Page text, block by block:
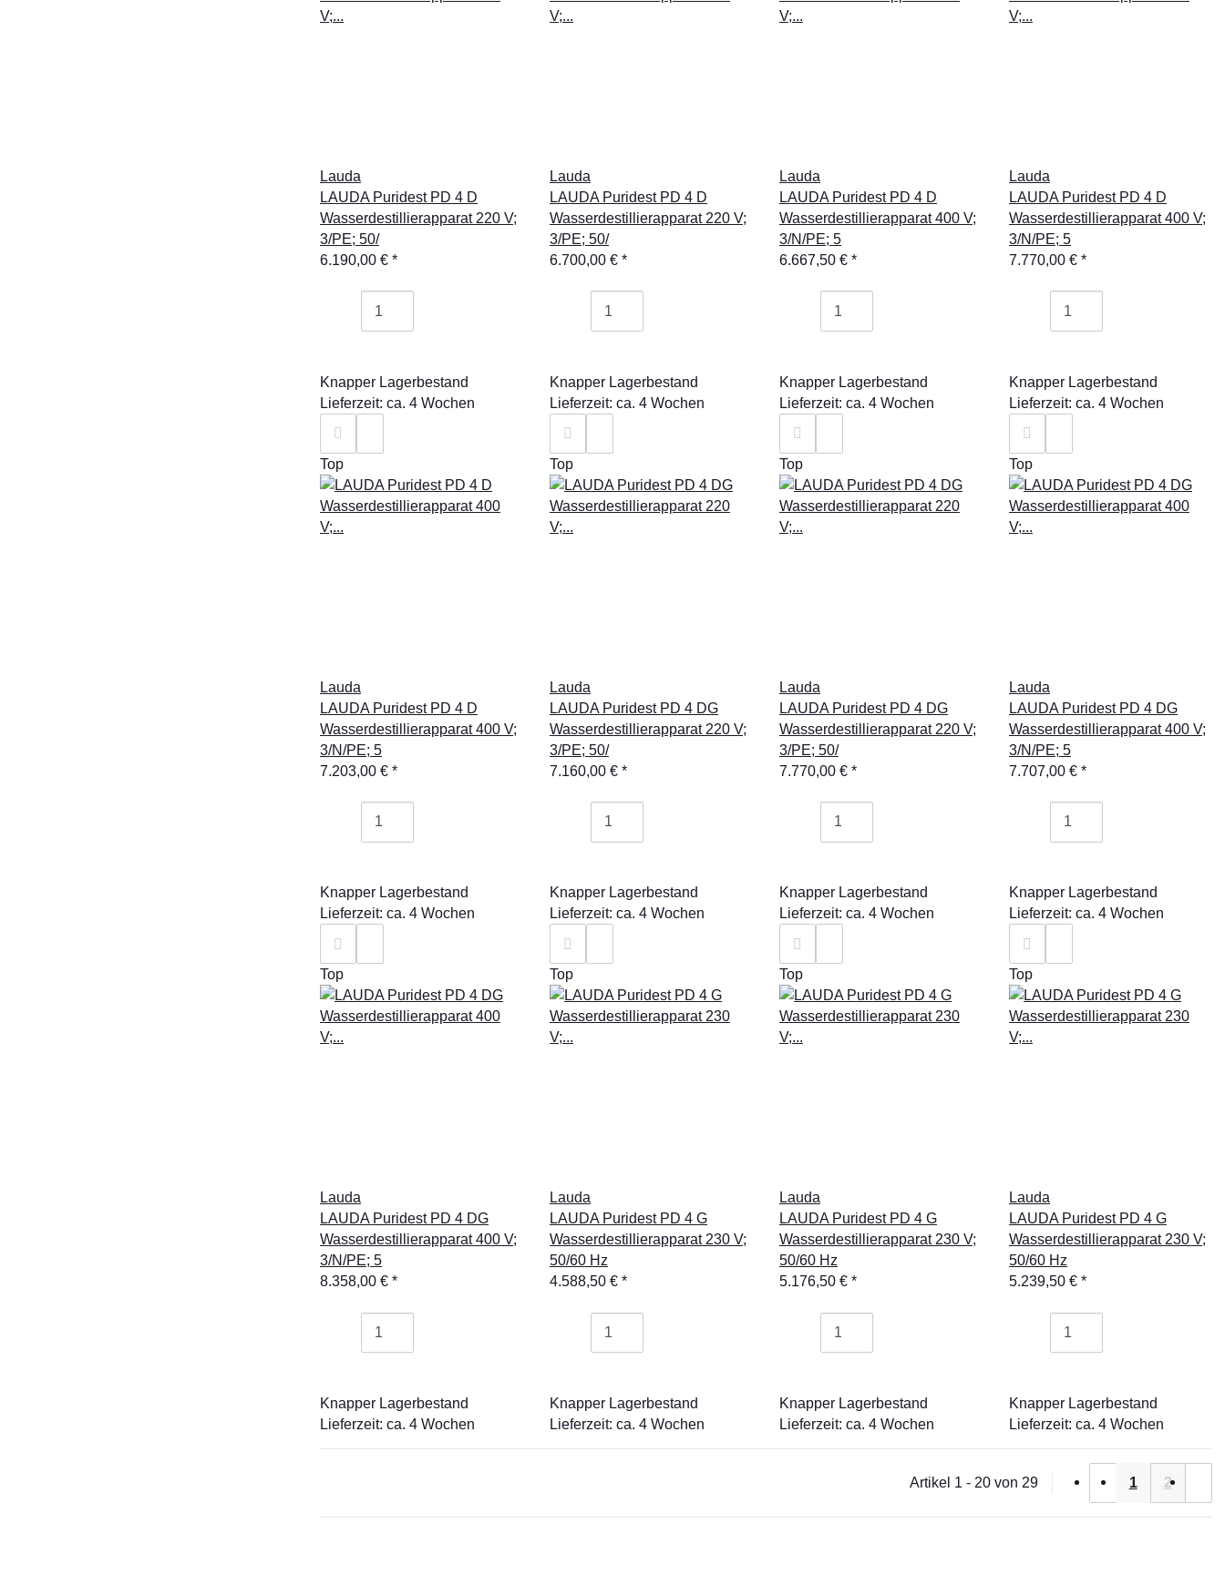
Lauda
LAUDA Puridest PD 4 D
Wasserdestillierapparat 220 V;
3/PE; 50/
6.190,00 € *
Knapper Lagerbestand
Lieferzeit: ca. 4 Wochen
Lauda
LAUDA Puridest PD 4 D
Wasserdestillierapparat 220 V;
3/PE; 50/
6.700,00 € *
Knapper Lagerbestand
Lieferzeit: ca. 4 Wochen
Lauda
LAUDA Puridest PD 4 D
Wasserdestillierapparat 400 V;
3/N/PE; 5
6.667,50 € *
Knapper Lagerbestand
Lieferzeit: ca. 4 Wochen
Lauda
LAUDA Puridest PD 4 D
Wasserdestillierapparat 400 V;
3/N/PE; 5
7.770,00 € *
Knapper Lagerbestand
Lieferzeit: ca. 4 Wochen
Top
Lauda
LAUDA Puridest PD 4 D
Wasserdestillierapparat 400 V;
3/N/PE; 5
7.203,00 € *
Knapper Lagerbestand
Lieferzeit: ca. 4 Wochen
Top
Lauda
LAUDA Puridest PD 4 DG
Wasserdestillierapparat 220 V;
3/PE; 50/
7.160,00 € *
Knapper Lagerbestand
Lieferzeit: ca. 4 Wochen
Top
Lauda
LAUDA Puridest PD 4 DG
Wasserdestillierapparat 220 V;
3/PE; 50/
7.770,00 € *
Knapper Lagerbestand
Lieferzeit: ca. 4 Wochen
Top
Lauda
LAUDA Puridest PD 4 DG
Wasserdestillierapparat 400 V;
3/N/PE; 5
7.707,00 € *
Knapper Lagerbestand
Lieferzeit: ca. 4 Wochen
Top
Lauda
LAUDA Puridest PD 4 DG
Wasserdestillierapparat 400 V;
3/N/PE; 5
8.358,00 € *
Knapper Lagerbestand
Lieferzeit: ca. 4 Wochen
Top
Lauda
LAUDA Puridest PD 4 G
Wasserdestillierapparat 230 V;
50/60 Hz
4.588,50 € *
Knapper Lagerbestand
Lieferzeit: ca. 4 Wochen
Top
Lauda
LAUDA Puridest PD 4 G
Wasserdestillierapparat 230 V;
50/60 Hz
5.176,50 € *
Knapper Lagerbestand
Lieferzeit: ca. 4 Wochen
Top
Lauda
LAUDA Puridest PD 4 G
Wasserdestillierapparat 230 V;
50/60 Hz
5.239,50 € *
Knapper Lagerbestand
Lieferzeit: ca. 4 Wochen
Artikel 1 - 20 von 29 1 2